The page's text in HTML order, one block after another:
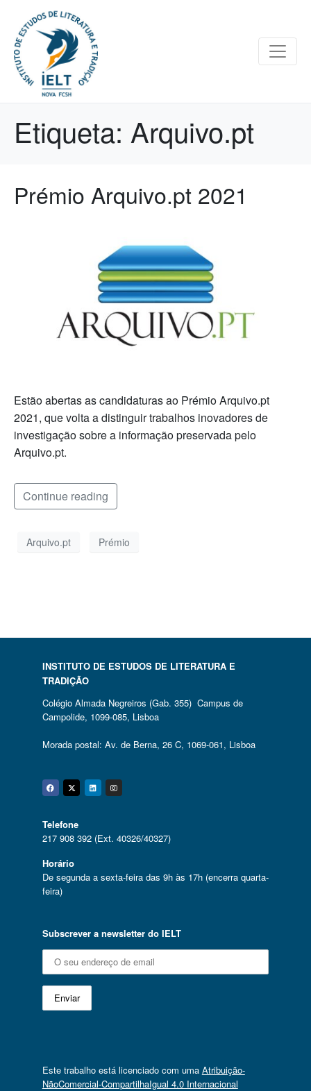
Etiqueta: Arquivo.pt
Prémio Arquivo.pt 2021
Estão abertas as candidaturas ao Prémio Arquivo.pt
2021, que volta a distinguir trabalhos inovadores de
investigação sobre a informação preservada pelo
Arquivo.pt.
Continue reading
Arquivo.pt Prémio
INSTITUTO DE ESTUDOS DE LITERATURA E
TRADIÇÃO
Colégio Almada Negreiros (Gab. 355) Campus de
Campolide, 1099-085, Lisboa
Morada postal: Av. de Berna, 26 C, 1069-061, Lisboa
Facebook
Twitter
Linkedin
Instagram
Telefone
217 908 392 (Ext. 40326/40327)
Horário
De segunda a sexta-feira das 9h às 17h (encerra quarta-
feira)
Subscrever a newsletter do IELT
Este trabalho está licenciado com uma Atribuição-
NãoComercial-CompartilhaIgual 4.0 Internacional